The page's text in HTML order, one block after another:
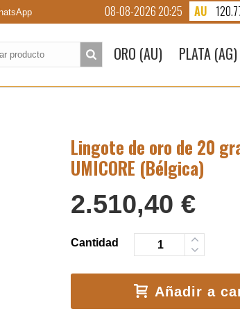
08-08-2026 20:25 AU
ORO (AU) PLATA (AG)
Lingote de oro de 20
UMICORE (Bélgica)
2.510,40€
Cantidad
Añadir a